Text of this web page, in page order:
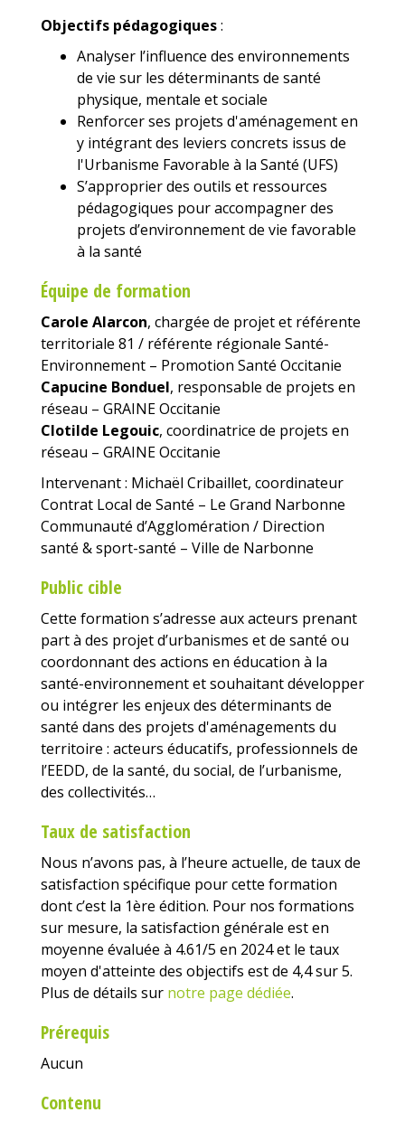
Objectifs pédagogiques:
Analyser l’influence des environnements
de vie sur les déterminants de santé
physique, mentale et sociale
Renforcer ses projets d'aménagement en
y intégrant des leviers concrets issus de
l'Urbanisme Favorable à la Santé (UFS)
S’approprier des outils et ressources
pédagogiques pour accompagner des
projets d’environnement de vie favorable
à la santé
Équipe de formation
Carole Alarcon, chargée de projet et référente
territoriale 81 / référente régionale Santé-
Environnement – Promotion Santé Occitanie
Capucine Bonduel, responsable de projets en
réseau – GRAINE Occitanie
Clotilde Legouic, coordinatrice de projets en
réseau – GRAINE Occitanie
Intervenant : Michaël Cribaillet, coordinateur
Contrat Local de Santé – Le Grand Narbonne
Communauté d’Agglomération / Direction
santé & sport-santé – Ville de Narbonne
Public cible
Cette formation s’adresse aux acteurs prenant
part à des projet d’urbanismes et de santé ou
coordonnant des actions en éducation à la
santé-environnement et souhaitant développer
ou intégrer les enjeux des déterminants de
santé dans des projets d'aménagements du
territoire : acteurs éducatifs, professionnels de
l’EEDD, de la santé, du social, de l’urbanisme,
des collectivités…
Taux de satisfaction
Nous n’avons pas, à l’heure actuelle, de taux de
satisfaction spécifique pour cette formation
dont c’est la 1ère édition. Pour nos formations
sur mesure, la satisfaction générale est en
moyenne évaluée à 4.61/5 en 2024 et le taux
moyen d'atteinte des objectifs est de 4,4 sur 5.
Plus de détails sur notre page dédiée.
Prérequis
Aucun
Contenu